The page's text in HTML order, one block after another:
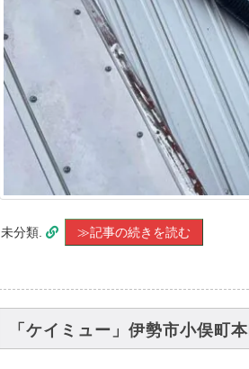
未分類. ≫記事の続きを読む
「ケイミュー」伊勢市小俣